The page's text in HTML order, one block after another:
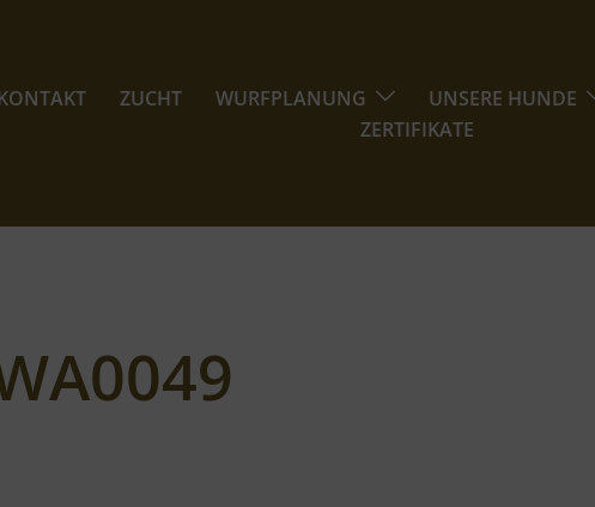
ZUCHT WURFPLANUNG
UNSERE HUNDE
ZERTIFIKATE